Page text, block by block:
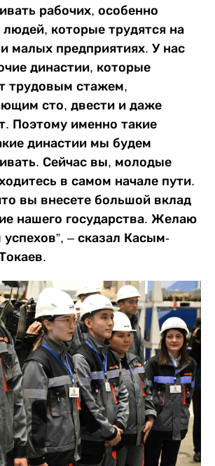
рабочих, особенно
которые трудятся на
малых предприятиях. У нас
династии, которые
трудовым стажем,
сто, двести и даже
Поэтому именно такие
династии мы будем
Сейчас вы, молодые
в самом начале пути.
вы внесете большой вклад
нашего государства. Желаю
– сказал Касым-